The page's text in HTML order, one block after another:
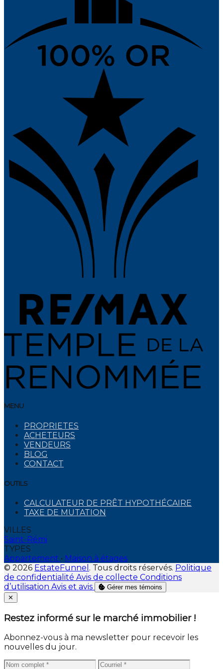
MENU
PROPRIETES
ACHETEURS
VENDEURS
BLOG
CONTACT
OUTILS
CALCULATEUR DE PRÊT HYPOTHÉCAIRE
TAXE DE MUTATION
VILLES
Saint-Rémi
TYPES
Appartement • Maison à étages
© 2026 EstateFunnel . Tous droits réservés. Politique
de confidentialité Avis de collecte Conditions
d’utilisation Avis et avis
Gérer mes témoins
Close
✕
Restez informé sur le marché immobilier !
Abonnez-vous à ma newsletter pour recevoir les
nouvelles du jour.